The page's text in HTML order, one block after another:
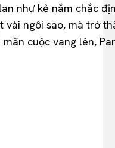
như kẻ nắm chắc
ngôi sao, mà trở
cuộc vang lên,